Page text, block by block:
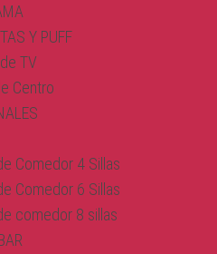
Y PUFF
TV
Centro
Comedor 4 Sillas
Comedor 6 Sillas
comedor 8 sillas